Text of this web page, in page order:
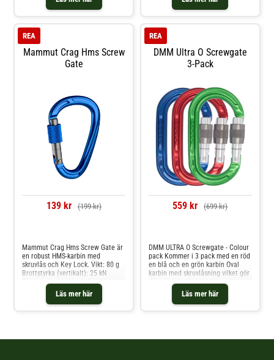
hookless nose design for easy
clipping and unclipping. Deep-
to turn. Laser-etched warning m
building protection systems and
connecting pulleys. Triple-lock
and pressing
Mammut Crag Hms Screw
Gate
REA
139 kr (199 kr)
Läs mer här
Mammut Crag Hms Screw Gate är
en robust HMS-karbin med
skruvlås och Key Lock. Vikt: 80 g
Brottstyrka (vertikalt): 25 kN
Brottstyrka (öppen): 6 kN
DMM Ultra O Screwgate
3-Pack
REA
559 kr (699 kr)
Läs mer här
DMM ULTRA O Screwgate - Colour
pack Kommer i 3 pack med en röd
en blå och en grön karbin Oval
karbin med skruvlåsning vilket gör
hissning . Vikt: 65 gram.
Hållfasthet vid öppen grind 7 kN,
stängd grind 25 kN. Över grind 12